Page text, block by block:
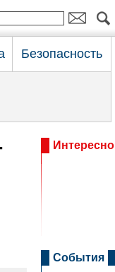
Безопасность
Интересно
События